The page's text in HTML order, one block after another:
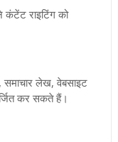
कंटेंट राइटिंग को
समाचार लेख, वेबसाइट
कर सकते हैं।